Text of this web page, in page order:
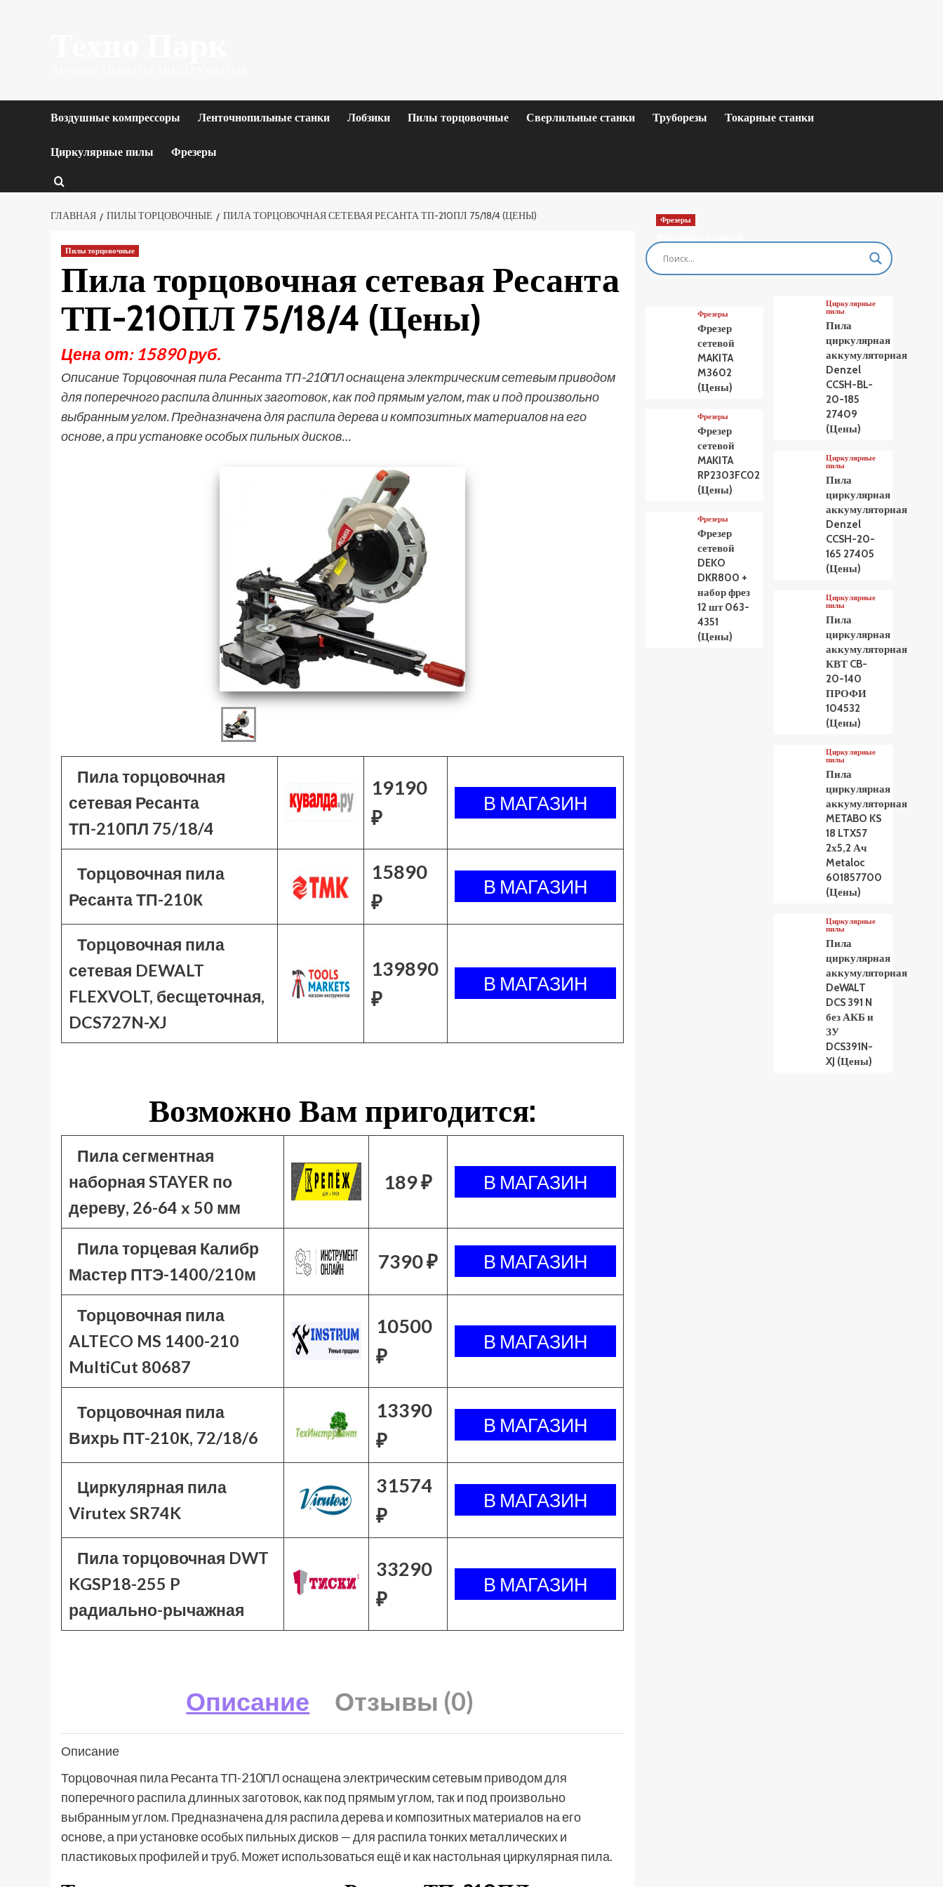
Воздушные компрессоры Ленточнопильные станки Лобзики Пилы торцовочные Сверлильные станки Труборезы Токарные станки
Циркулярные пилы Фрезеры
ГЛАВНАЯ ПИЛЫ ТОРЦОВОЧНЫЕ ПИЛА ТОРЦОВОЧНАЯ СЕТЕВАЯ РЕСАНТА ТП-210ПЛ 75/18/4 (ЦЕНЫ)
Пилы торцовочные
Пила торцовочная сетевая Ресанта
ТП-210ПЛ 75/18/4 (Цены)
Цена от: 15890 руб.
Описание Торцовочная пила Ресанта ТП-210ПЛ оснащена электрическим сетевым приводом
для поперечного распила длинных заготовок, как под прямым углом, так и под произвольно
выбранным углом. Предназначена для распила дерева и композитных материалов на его
основе, а при установке особых пильных дисков…
Пила торцовочная
сетевая Ресанта
ТП-210ПЛ 75/18/4
19190
₽
Торцовочная пила
Ресанта ТП-210К
15890
₽
Торцовочная пила
сетевая DEWALT
FLEXVOLT, бесщеточная,
DCS727N-XJ
139890
₽
Возможно Вам пригодится:
Пила сегментная
наборная STAYER по
дереву, 26-64 x 50 мм
189 ₽
Пила торцевая Калибр
Мастер ПТЭ-1400/210м
7390 ₽
Торцовочная пила
ALTECO MS 1400-210
MultiCut 80687
10500
₽
Торцовочная пила
Вихрь ПТ-210К, 72/18/6
13390
₽
Циркулярная пила
Virutex SR74K
31574
₽
Пила торцовочная DWT
KGSP18-255 P
радиально-рычажная
33290
₽
Описание Отзывы (0)
Описание
Торцовочная пила Ресанта ТП-210ПЛ оснащена электрическим сетевым приводом для
поперечного распила длинных заготовок, как под прямым углом, так и под произвольно
выбранным углом. Предназначена для распила дерева и композитных материалов на его
основе, а при установке особых пильных дисков — для распила тонких металлических и
пластиковых профилей и труб. Может использоваться ещё и как настольная циркулярная пила.
Фрезеры
Фрезер сетевой
MAKITA M3601
(Цены)
Фрезеры
Фрезер
сетевой
MAKITA
M3602
(Цены)
Фрезеры
Фрезер
сетевой
MAKITA
RP2303FC02
(Цены)
Фрезеры
Фрезер
сетевой
DEKO
DKR800 +
набор фрез
12 шт 063-
4351
(Цены)
Циркулярные
пилы
Пила
циркулярная
аккумуляторная
Denzel
CCSH-BL-
20-185
27409
(Цены)
Циркулярные
пилы
Пила
циркулярная
аккумуляторная
Denzel
CCSH-20-
165 27405
(Цены)
Циркулярные
пилы
Пила
циркулярная
аккумуляторная
КВТ CB-
20-140
ПРОФИ
104532
(Цены)
Циркулярные
пилы
Пила
циркулярная
аккумуляторная
METABO KS
18 LTX57
2х5,2 Ач
Metaloc
601857700
(Цены)
Циркулярные
пилы
Пила
циркулярная
аккумуляторная
DeWALT
DCS 391 N
без АКБ и
ЗУ
DCS391N-
XJ (Цены)